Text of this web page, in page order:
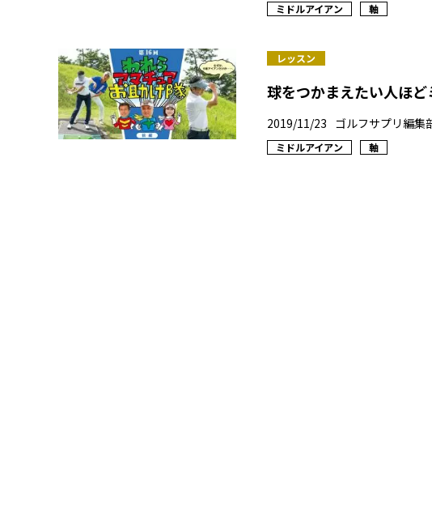
ミドルアイアン 軸
レッスン
球をつかまえたい人ほ
2019/11/23 ゴルフサプリ編集
ミドルアイアン 軸